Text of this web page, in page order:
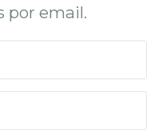
por email.